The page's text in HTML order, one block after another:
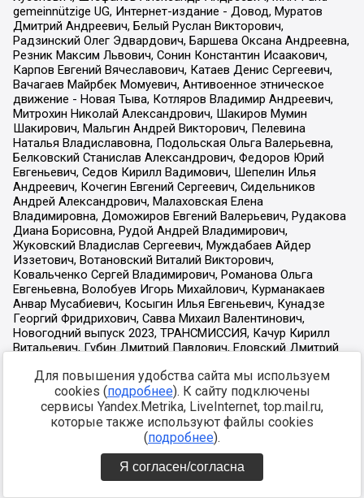
Для повышения удобства сайта мы используем
cookies (подробнее). К сайту подключены
сервисы Yandex.Metrika, LiveInternet, top.mail.ru,
которые также используют файлы cookies
(подробнее).
Я согласен/согласна